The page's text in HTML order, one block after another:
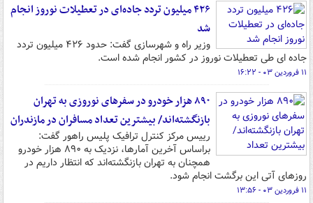
۴۲۶ میلیون تردد جاده‌ای در تعطیلات نوروز انجام
شد
وزیر راه و شهرسازی گفت: حدود ۴۲۶ میلیون تردد
جاده ای طی تعطیلات نوروز در کشور انجام شده است.
۱۱ فروردین ۰۳ - ۱۶:۲۲
۸۹۰ هزار خودرو در سفرهای نوروزی به تهران
بازنگشته‌اند/ بیشترین تعداد مسافران در مازندران
رییس مرکز کنترل ترافیک پلیس راهور گفت:
براساس آخرین آمارها، نزدیک به ۸۹۰ هزار خودرو
همچنان به تهران بازنگشته‌اند که انتظار داریم در
روزهای آتی این برگشت انجام شود.
۱۱ فروردین ۰۳ - ۱۳:۵۶